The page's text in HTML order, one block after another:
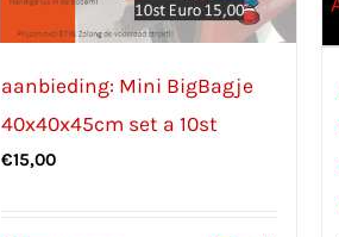
aanbieding: Mini BigBagje
40x40x45cm set a 10st
€15,00